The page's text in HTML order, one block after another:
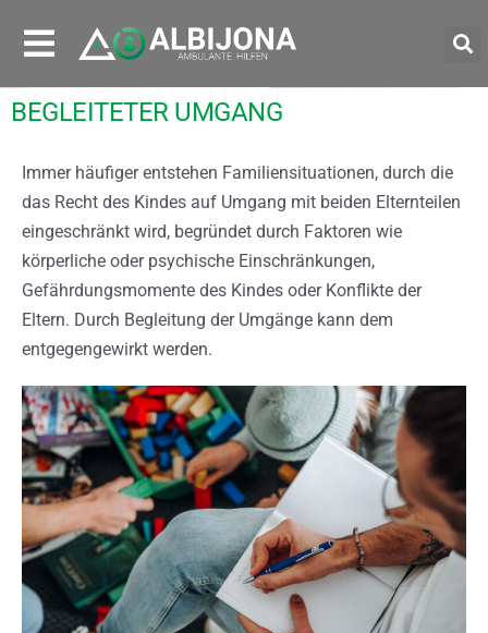
BEGLEITETER UMGANG
Immer häufiger entstehen Familiensituationen, durch die
das Recht des Kindes auf Umgang mit beiden Elternteilen
eingeschränkt wird, begründet durch Faktoren wie
körperliche oder psychische Einschränkungen,
Gefährdungsmomente des Kindes oder Konflikte der
Eltern. Durch Begleitung der Umgänge kann dem
entgegengewirkt werden.